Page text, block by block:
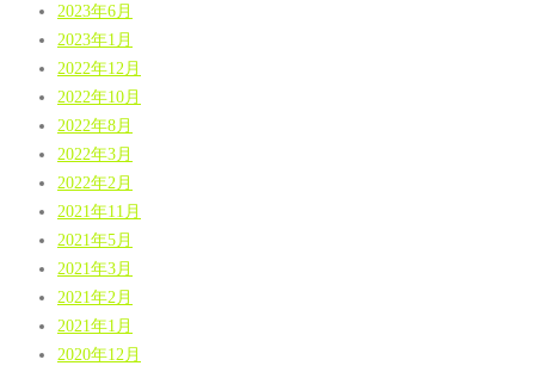
2023年6月
2023年1月
2022年12月
2022年10月
2022年8月
2022年3月
2022年2月
2021年11月
2021年5月
2021年3月
2021年2月
2021年1月
2020年12月